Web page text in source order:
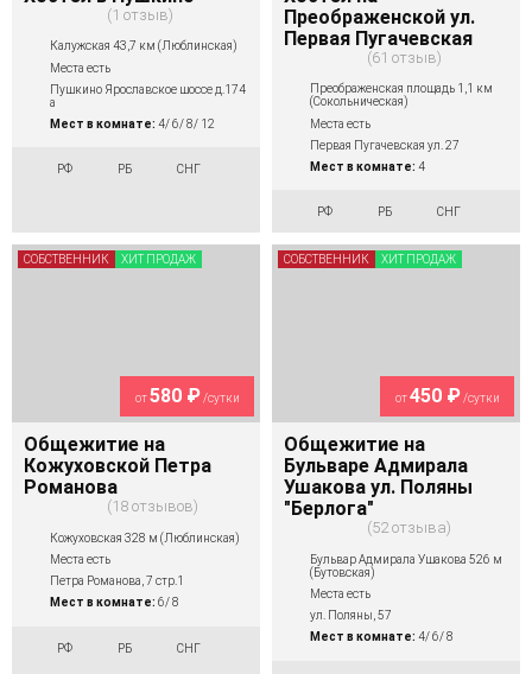
1 отзыв
Калужская 43,7 км (Люблинская)
Места есть
Пушкино Ярославское шоссе д.174
а
Мест в комнате: 4/ 6/ 8/ 12
РФ РБ СНГ
Преображенской ул.
Первая Пугачевская
61 отзыв
Преображенская площадь 1,1 км
(Сокольническая)
Места есть
Первая Пугачевская ул. 27
Мест в комнате: 4
РФ РБ СНГ
от580 ₽/сутки
Общежитие на
Кожуховской Петра
Романова
18 отзывов
Кожуховская 328 м (Люблинская)
Места есть
Петра Романова, 7 стр.1
Мест в комнате: 6/ 8
РФ РБ СНГ
СОБСТВЕННИК ХИТ ПРОДАЖ
от450 ₽/сутки
Общежитие на
Бульваре Адмирала
Ушакова ул. Поляны
"Берлога"
52 отзыва
Бульвар Адмирала Ушакова 526 м
(Бутовская)
Места есть
ул. Поляны, 57
Мест в комнате: 4/ 6/ 8
СОБСТВЕННИК ХИТ ПРОДАЖ